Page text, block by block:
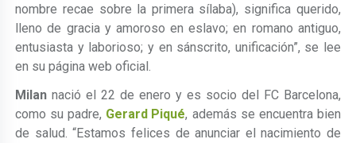
nombre recae sobre la primera sílaba), significa querido,
lleno de gracia y amoroso en eslavo; en romano antiguo,
entusiasta y laborioso; y en sánscrito, unificación”, se lee
en su página web oficial.
Milan nació el 22 de enero y es socio del FC Barcelona,
como su padre, Gerard Piqué, además se encuentra bien
de salud. “Estamos felices de anunciar el nacimiento de